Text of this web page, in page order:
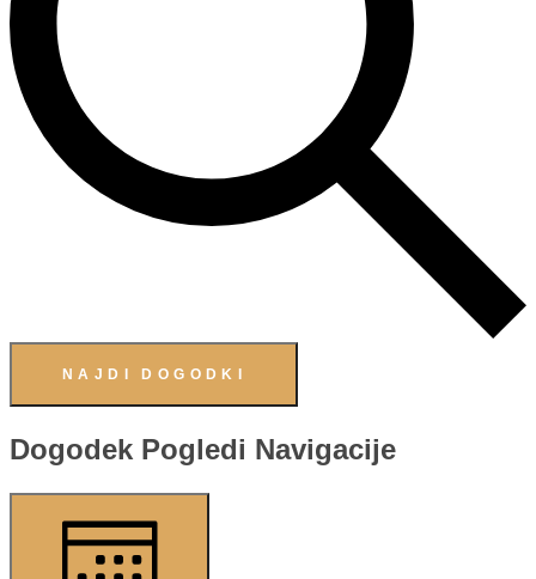
NAJDI DOGODKI
Dogodek Pogledi Navigacije